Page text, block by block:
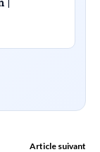
Article suivant